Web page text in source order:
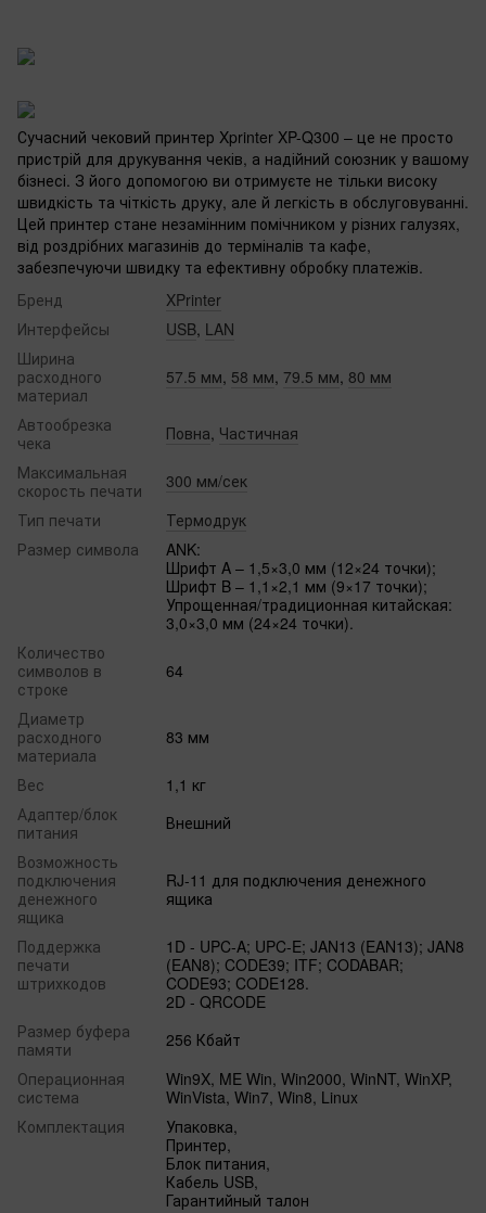
Сучасний чековий принтер Xprinter XP-Q300 – це не просто
пристрій для друкування чеків, а надійний союзник у вашому
бізнесі. З його допомогою ви отримуєте не тільки високу
швидкість та чіткість друку, але й легкість в обслуговуванні.
Цей принтер стане незамінним помічником у різних галузях,
від роздрібних магазинів до терміналів та кафе,
забезпечуючи швидку та ефективну обробку платежів.
Бренд
XPrinter
Интерфейсы
USB, LAN
Ширина
расходного
материал
57.5 мм, 58 мм, 79.5 мм, 80 мм
Автообрезка
чека
Повна, Частичная
Максимальная
скорость печати
300 мм/сек
Тип печати
Термодрук
Размер символа
ANK:
Шрифт A – 1,5×3,0 мм (12×24 точки);
Шрифт B – 1,1×2,1 мм (9×17 точки);
Упрощенная/традиционная китайская:
3,0×3,0 мм (24×24 точки).
Количество
символов в
строке
64
Диаметр
расходного
материала
83 мм
Вес
1,1 кг
Адаптер/блок
питания
Внешний
Возможность
подключения
денежного
ящика
RJ-11 для подключения денежного
ящика
Поддержка
печати
штрихкодов
1D - UPC-A; UPC-E; JAN13 (EAN13); JAN8
(EAN8); CODE39; ITF; CODABAR;
CODE93; CODE128.
2D - QRCODE
Размер буфера
памяти
256 Кбайт
Операционная
система
Win9X, ME Win, Win2000, WinNT, WinXP,
WinVista, Win7, Win8, Linux
Комплектация
Упаковка,
Принтер,
Блок питания,
Кабель USB,
Гарантийный талон